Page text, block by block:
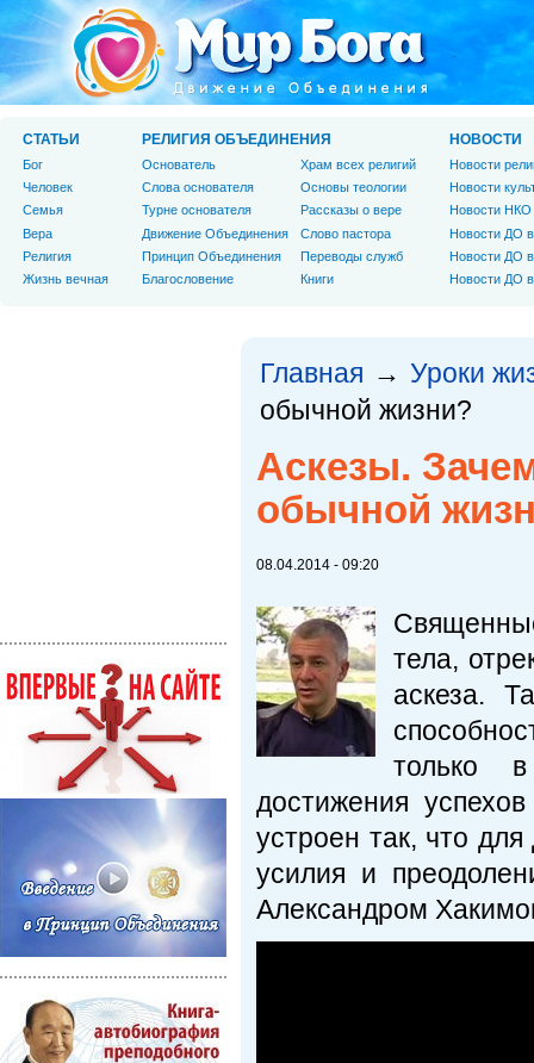
Главная → Уроки
обычной жизни?
Аскезы.
обычной
08.04.2014 - 09:20
тела,
аскеза.
только
достижения
устроен так, что
усилия и
Александром
СТАТЬИ
Бог
Человек
Cемья
Вера
Религия
Жизнь вечная
РЕЛИГИЯ ОБЪЕДИНЕНИЯ
Основатель
Слова основателя
Турне основателя
Движение Объединения
Принцип Объединения
Благословение
Храм всех религий
Основы теологии
Рассказы о вере
Слово пастора
Переводы служб
Книги
НОВОСТИ
Новости
Новости
Новости НКО
Новости ДО
Новости ДО
Новости ДО